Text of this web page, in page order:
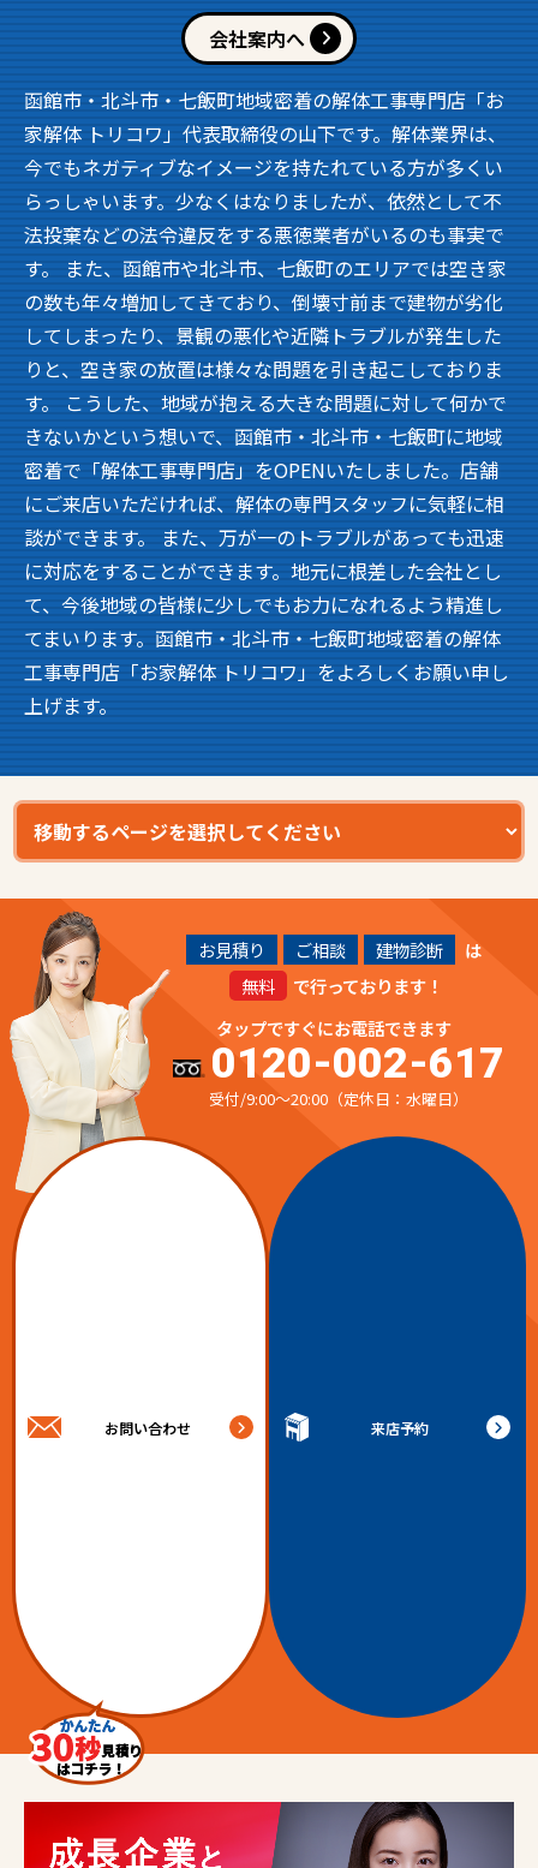
函館市・北斗市・七飯町地域密着の解体工事専門店「お
家解体 トリコワ」代表取締役の山下です。解体業界は、
今でもネガティブなイメージを持たれている方が多くい
らっしゃいます。少なくはなりましたが、依然として不
法投棄などの法令違反をする悪徳業者がいるのも事実で
す。 また、函館市や北斗市、七飯町のエリアでは空き家
の数も年々増加してきており、倒壊寸前まで建物が劣化
してしまったり、景観の悪化や近隣トラブルが発生した
りと、空き家の放置は様々な問題を引き起こしておりま
す。 こうした、地域が抱える大きな問題に対して何かで
きないかという想いで、函館市・北斗市・七飯町に地域
密着で「解体工事専門店」をOPENいたしました。店舗
にご来店いただければ、解体の専門スタッフに気軽に相
談ができます。 また、万が一のトラブルがあっても迅速
に対応をすることができます。地元に根差した会社とし
て、今後地域の皆様に少しでもお力になれるよう精進し
てまいります。函館市・北斗市・七飯町地域密着の解体
工事専門店「お家解体 トリコワ」をよろしくお願い申し
上げます。
会社案内へ
お見積り ご相談 建物診断
は
無料
で行っております！
タップですぐにお電話できます
0120-002-617
受付/9:00～20:00（定休日：水曜日）
お問い合わせ 来店予約